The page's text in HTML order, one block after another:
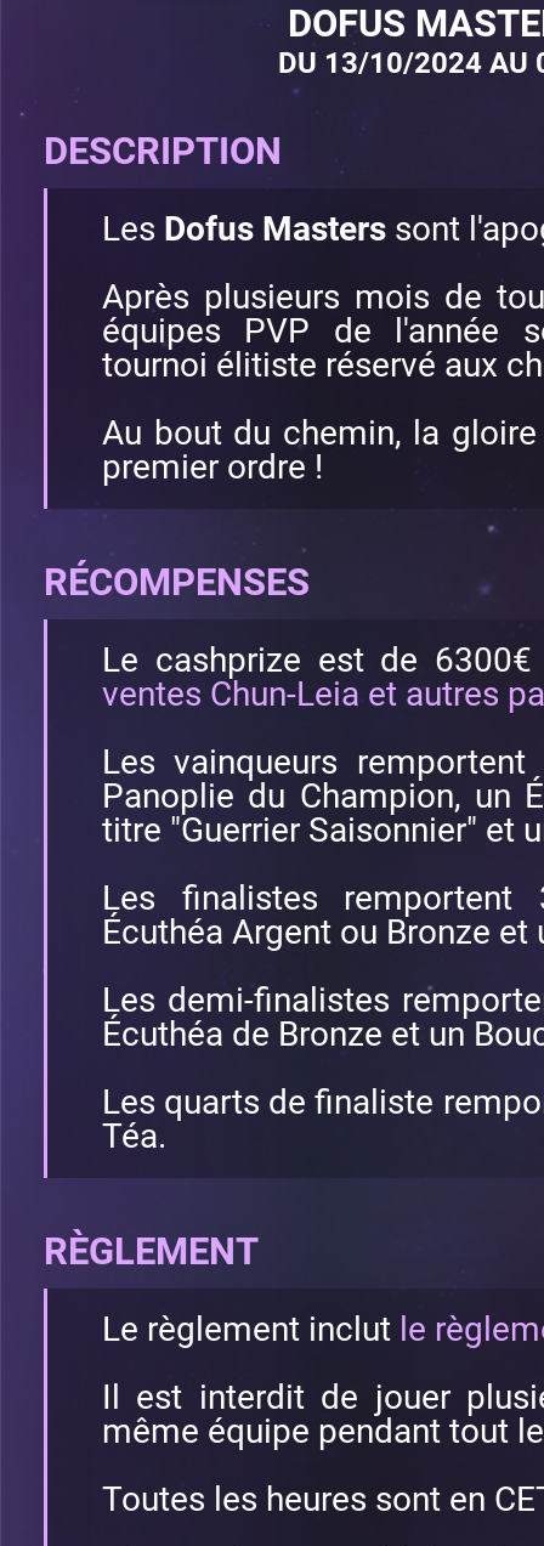
DOFUS
DU 13/10/2024 AU
DESCRIPTION
Les Dofus Masters sont
Après plusieurs mois de
équipes PVP de l'année
tournoi élitiste réservé aux
Au bout du chemin, la
premier ordre !
RÉCOMPENSES
Le cashprize est de
ventes Chun-Leia et autres
Les vainqueurs
Panoplie du Champion, un
titre "Guerrier Saisonnier" et
Les finalistes remportent
Écuthéa Argent ou Bronze et
Les demi-finalistes
Écuthéa de Bronze et un
Les quarts de finaliste
Téa.
RÈGLEMENT
Le règlement inclut le
Il est interdit de jouer
même équipe pendant tout
Toutes les heures sont en